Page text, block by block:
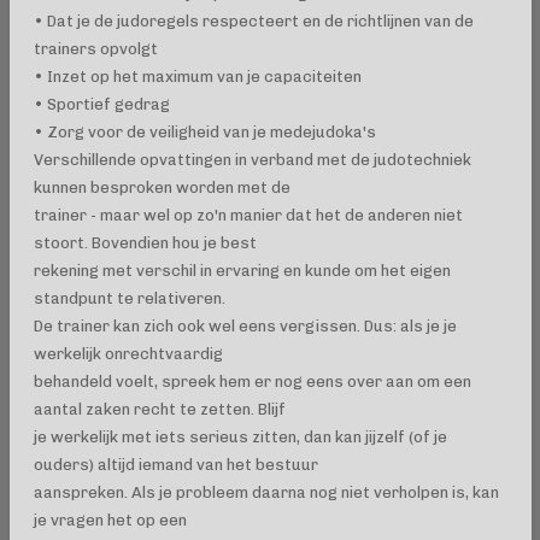
• Dat je de judoregels respecteert en de richtlijnen van de
trainers opvolgt
• Inzet op het maximum van je capaciteiten
• Sportief gedrag
• Zorg voor de veiligheid van je medejudoka's
Verschillende opvattingen in verband met de judotechniek
kunnen besproken worden met de
trainer - maar wel op zo'n manier dat het de anderen niet
stoort. Bovendien hou je best
rekening met verschil in ervaring en kunde om het eigen
standpunt te relativeren.
De trainer kan zich ook wel eens vergissen. Dus: als je je
werkelijk onrechtvaardig
behandeld voelt, spreek hem er nog eens over aan om een
aantal zaken recht te zetten. Blijf
je werkelijk met iets serieus zitten, dan kan jijzelf (of je
ouders) altijd iemand van het bestuur
aanspreken. Als je probleem daarna nog niet verholpen is, kan
je vragen het op een